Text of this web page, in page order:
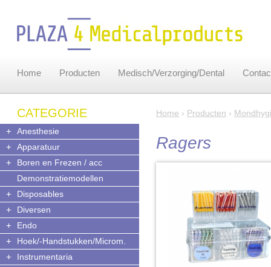
Home Producten Medisch/Verzorging/Dental
CATEGORIE
+ Anesthesie
+ Apparatuur
+
Boren en Frezen / acc
Demonstratiemodellen
+ Disposables
+ Diversen
+ Endo
+ Hoek/-Handstukken/Microm.
+ Instrumentaria
Home › Producten ›
Ragers